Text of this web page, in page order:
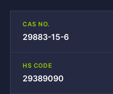
CAS NO.
29883-15-6
HS CODE
29389090